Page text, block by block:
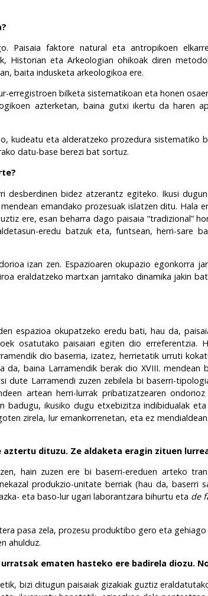
Paisaia faktore natural eta antropikoen
Historian eta Arkeologian ohikoak diren
baita indusketa arkeologikoa ere.
bilketa sistematikoan eta honen
azterketan, baina gutxi ikertu da haren
kudeatu eta alderatzeko prozedura sistematiko
datu-base berezi bat sortuz.
bidez atzerantz egiteko. Ikusi
emandako prozesuak islatzen ditu. Hala
ere, esan beharra dago paisaia “tradizional”
eredu batzuk eta, funtsean, herri-sare
izan zen. Espazioaren okupazio egonkorra
eraldatzeko martxan jarritako dinamika jakin
espazioa okupatzeko eredu bati, hau da,
osatutako paisaiari egiten dio erreferentzia.
dio baserria, izatez, herrietatik urruti
da, baina Larramendik berak dio XVIII.
dute Larramendi zuzen zebilela bi baserri-
artean herri-lurrak pribatizatzearen
badugu, ikusiko dugu etxebizitza indibidualak
zirela, lur emankorrenetan, eta ez
dituzu. Ze aldaketa eragin zituen
hain zuzen ere bi baserri-ereduen arteko
produkzio-unitate berriak (hau da, baserri
eta baso-lur ugari laborantzara bihurtu eta de
pasa zela, prozesu produktibo gero eta
ahulduz.
ematen hasteko ere badirela diozu.
bizi ditugun paisaiak gizakiak guztiz